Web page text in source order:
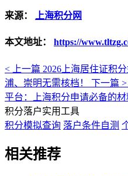
来源： 上海积分网
本文地址： https://
< 上一篇 2026上海居住证积
浦、崇明无需核档！ 下一篇 >
平台：上海积分申请必备的材
积分落户实用工具
积分模拟查询 落户条件自测
相关推荐